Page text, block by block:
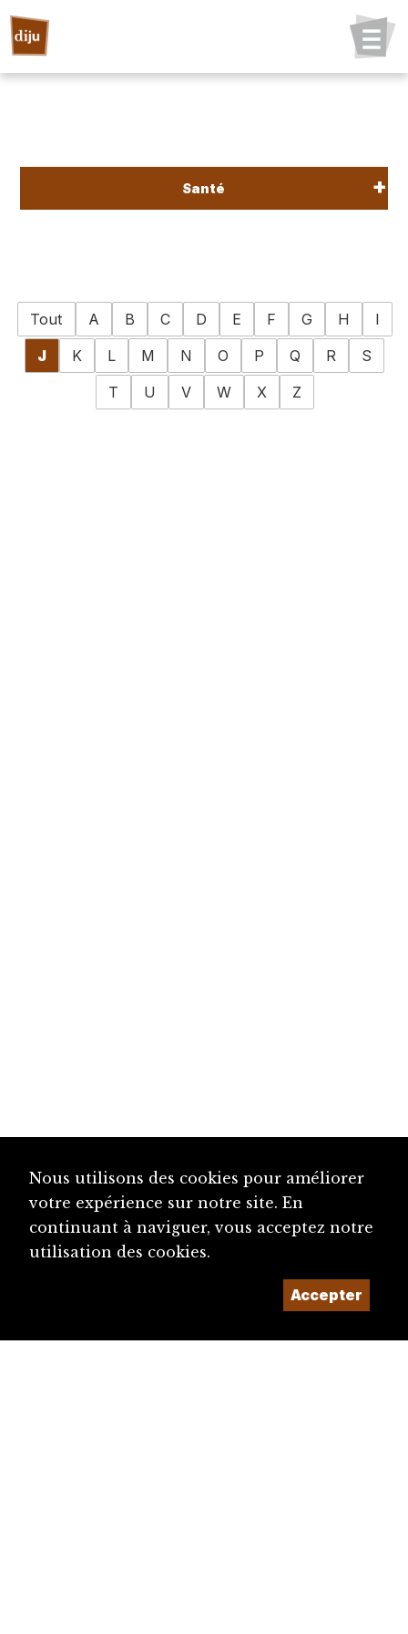
Santé
Tout A B C D E F G H
I
J
K L M N O P Q R
S
T
U V W X Z
Nous utilisons des cookies pour améliorer
votre expérience sur notre site. En
continuant à naviguer, vous acceptez notre
utilisation des cookies.
Accepter